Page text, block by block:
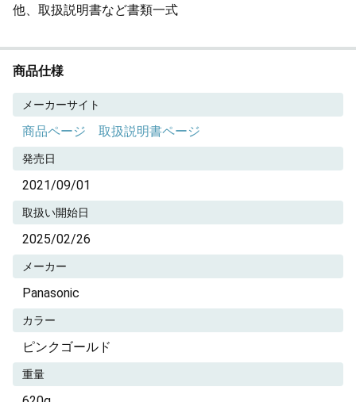
他、取扱説明書など書類一式
商品仕様
メーカーサイト
商品ページ 取扱説明書ページ
発売日
2021/09/01
取扱い開始日
2025/02/26
メーカー
Panasonic
カラー
ピンクゴールド
重量